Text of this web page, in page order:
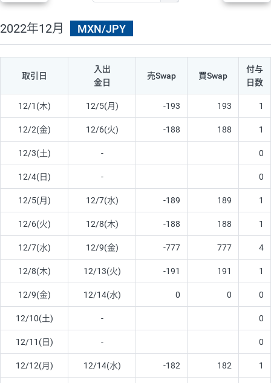
2022年12月 MXN/JPY
取引日
入出
金日
売Swap 買Swap
付与
日数
12/1(木) 12/5(月) -193 193 1
12/2(金) 12/6(火) -188 188 1
12/3(土) - 0
12/4(日) - 0
12/5(月) 12/7(水) -189 189 1
12/6(火) 12/8(木) -188 188 1
12/7(水) 12/9(金) -777 777 4
12/8(木) 12/13(火) -191 191 1
12/9(金) 12/14(水) 0 0 0
12/10(土) - 0
12/11(日) - 0
12/12(月) 12/14(水) -182 182 1